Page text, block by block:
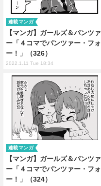
【マンガ】ガールズ＆パンツァ
ー「４コマでパンツァー・フォ
ー！」（326）
連載マンガ
2022.1.11 Tue 18:34
【マンガ】ガールズ＆パンツァ
ー「４コマでパンツァー・フォ
ー！」（324）
連載マンガ